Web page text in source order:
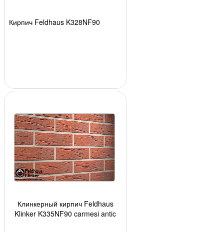
Кирпич Feldhaus K328NF90
Клинкерный кирпич Feldhaus
Klinker K335NF90 carmesi antic